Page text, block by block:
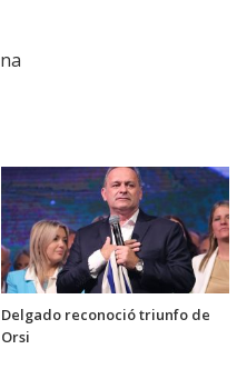
Delgado reconoció triunfo de
Orsi